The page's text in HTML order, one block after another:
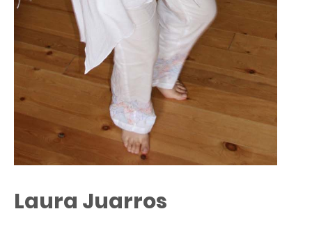
Laura Juarros